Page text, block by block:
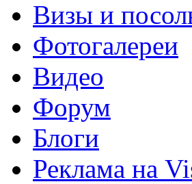
Визы и
Фотогалереи
Видео
Форум
Блоги
Реклама на